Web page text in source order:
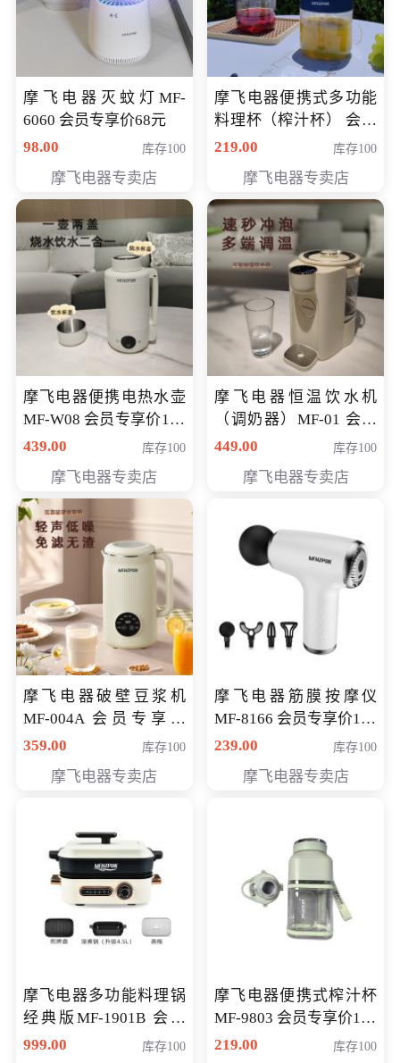
摩飞电器灭蚊灯MF-
6060 会员专享价68元
98.00
库存100
摩飞电器专卖店
摩飞电器便携式多功能
料理杯（榨汁杯） 会员
专享价118元
219.00 库存100
摩飞电器专卖店
摩飞电器便携电热水壶
MF-W08 会员专享价198
元
439.00 库存100
摩飞电器专卖店
摩飞电器恒温饮水机
（调奶器）MF-01 会员
专享价366元
449.00 库存100
摩飞电器专卖店
摩飞电器破壁豆浆机
MF-004A 会员专享价
168元
359.00 库存100
摩飞电器专卖店
摩飞电器筋膜按摩仪
MF-8166 会员专享价168
元
239.00 库存100
摩飞电器专卖店
摩飞电器多功能料理锅
经典版MF-1901B 会员
专享价399元
999.00 库存100
摩飞电器便携式榨汁杯
MF-9803 会员专享价138
元
219.00 库存100